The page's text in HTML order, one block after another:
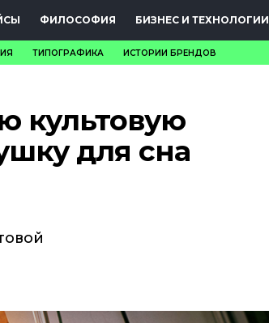
ФИЛОСОФИЯ БИЗНЕС И ТЕХНОЛОГИИ
ТИПОГРАФИКА ИСТОРИИ БРЕНДОВ
культовую
для сна
PRO.ОБЗОР
КЕЙСЫ
КРЕАТИВА